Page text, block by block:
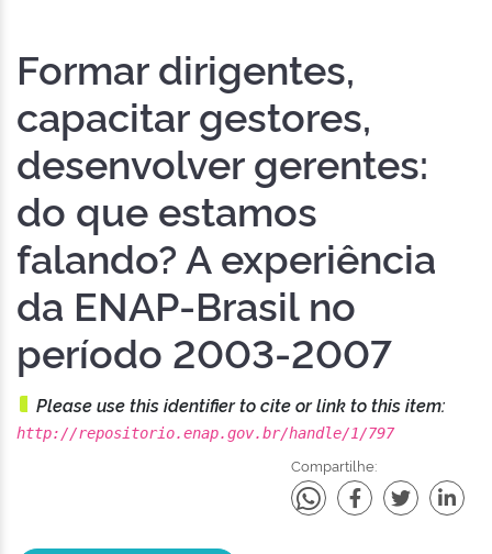
Formar dirigentes,
capacitar gestores,
desenvolver gerentes:
do que estamos
falando? A experiência
da ENAP-Brasil no
período 2003-2007
Please use this identifier to cite or link to this item:
http://repositorio.enap.gov.br/handle/1/797
Compartilhe: